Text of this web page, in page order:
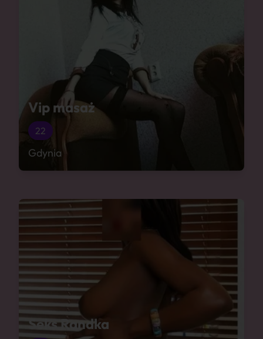
Vip masaż
22
Gdynia
Seks Randka